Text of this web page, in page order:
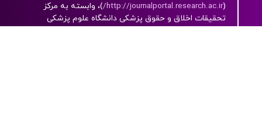
(
http://journalportal.research.ac.ir/ )، وابسته به مرکز
تحقيقات اخلاق و حقوق پزشکی دانشگاه علوم پزشکی